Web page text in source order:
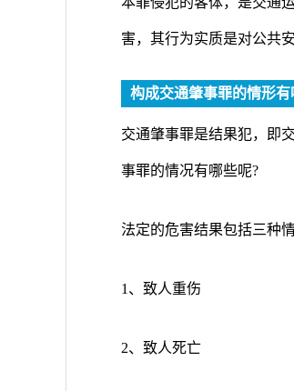
害，其行为实质是对公共
构成交通肇事罪的情形有
交通肇事罪是结果犯，即
事罪的情况有哪些呢?
法定的危害结果包括三种情
1、致人重伤
2、致人死亡